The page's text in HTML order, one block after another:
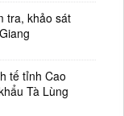
tra, khảo sát
tế tỉnh Cao
Tà Lùng